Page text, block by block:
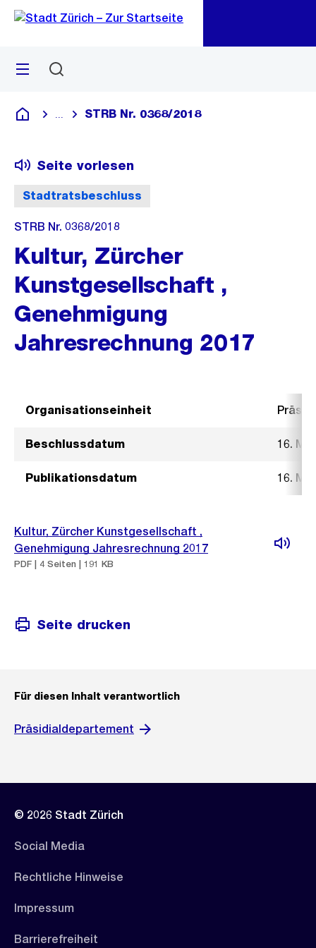
Navigation
Sprunglink
Menü
Deutsch
Blende alle Breadcrumbs ein
STRB Nr. 0368/2018
Stadtratsbeschluss
Seite vorlesen
STRB Nr. 0368/2018
Kultur, Zürcher
Kunstgesellschaft ,
Genehmigung
Jahresrechnung 2017
Organisationseinheit
Beschlussdatum 16.
Publikationsdatum 16.
Kultur, Zürcher Kunstgesellschaft ,
Genehmigung Jahresrechnung 2017
PDF | 4 Seiten | 191 KB
Seite drucken
Für diesen Inhalt verantwortlich
Präsidialdepartement
© 2026 Stadt Zürich
Social Media
Rechtliche Hinweise
Impressum
Barrierefreiheit